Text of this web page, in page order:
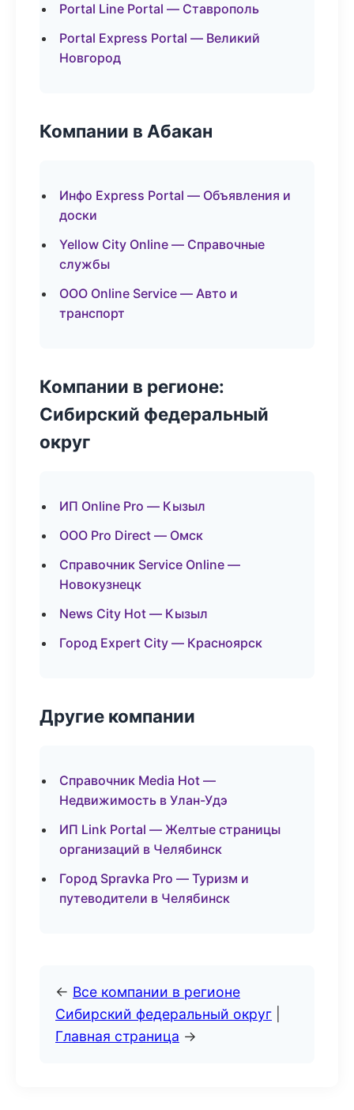
Portal Line Portal — Ставрополь
Portal Express Portal — Великий
Новгород
Компании в Абакан
Инфо Express Portal — Объявления и
доски
Yellow City Online — Справочные
службы
ООО Online Service — Авто и
транспорт
Компании в регионе:
Сибирский федеральный
округ
ИП Online Pro — Кызыл
ООО Pro Direct — Омск
Справочник Service Online —
Новокузнецк
News City Hot — Кызыл
Город Expert City — Красноярск
Другие компании
Справочник Media Hot —
Недвижимость в Улан-Удэ
ИП Link Portal — Желтые страницы
организаций в Челябинск
Город Spravka Pro — Туризм и
путеводители в Челябинск
← Все компании в регионе
Сибирский федеральный округ
Главная страница →